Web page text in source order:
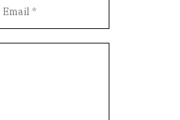
РадостинВасилев